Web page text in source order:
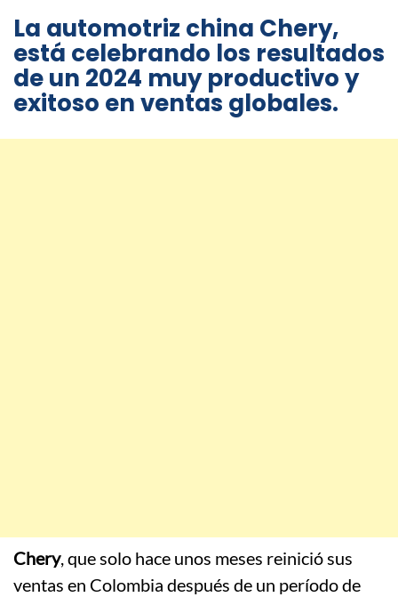
La automotriz china Chery,
está celebrando los resultados
de un 2024 muy productivo y
exitoso en ventas globales.
Chery, que solo hace unos meses reinició sus
ventas en Colombia después de un período de